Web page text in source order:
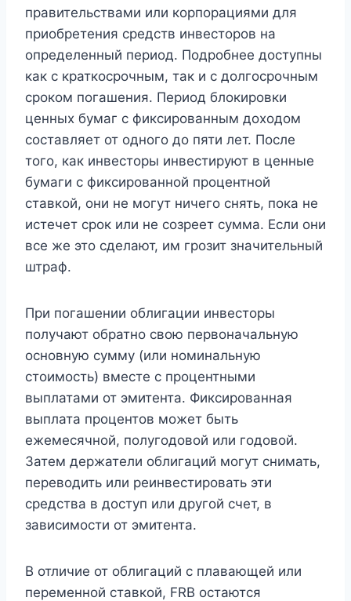
правительствами или корпорациями для
приобретения средств инвесторов на
определенный период. Подробнее доступны
как с краткосрочным, так и с долгосрочным
сроком погашения. Период блокировки
ценных бумаг с фиксированным доходом
составляет от одного до пяти лет. После
того, как инвесторы инвестируют в ценные
бумаги с фиксированной процентной
ставкой, они не могут ничего снять, пока не
истечет срок или не созреет сумма. Если они
все же это сделают, им грозит значительный
штраф.
При погашении облигации инвесторы
получают обратно свою первоначальную
основную сумму (или номинальную
стоимость) вместе с процентными
выплатами от эмитента. Фиксированная
выплата процентов может быть
ежемесячной, полугодовой или годовой.
Затем держатели облигаций могут снимать,
переводить или реинвестировать эти
средства в доступ или другой счет, в
зависимости от эмитента.
В отличие от облигаций с плавающей или
переменной ставкой, FRB остаются